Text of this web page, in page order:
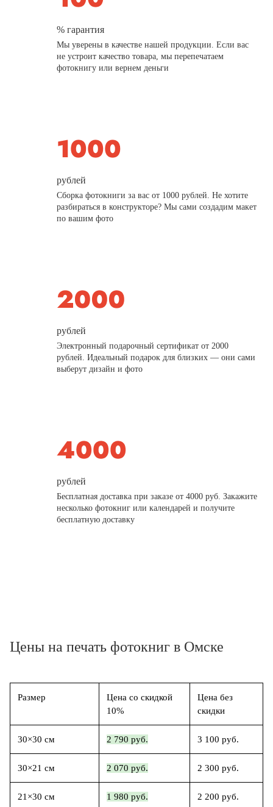
% гарантия
Мы уверены в качестве нашей продукции. Если вас
не устроит качество товара, мы перепечатаем
фотокнигу или вернем деньги
рублей
Сборка фотокниги за вас от 1000 рублей. Не хотите
разбираться в конструкторе? Мы сами создадим макет
по вашим фото
рублей
Электронный подарочный сертификат от 2000
рублей. Идеальный подарок для близких — они сами
выберут дизайн и фото
рублей
Бесплатная доставка при заказе от 4000 руб. Закажите
несколько фотокниг или календарей и получите
бесплатную доставку
Цены на печать фотокниг в Омске
Размер
Цена со скидкой
10%
Цена без
скидки
30×30 см 2 790 руб. 3 100 руб.
30×21 см 2 070 руб. 2 300 руб.
21×30 см 1 980 руб. 2 200 руб.